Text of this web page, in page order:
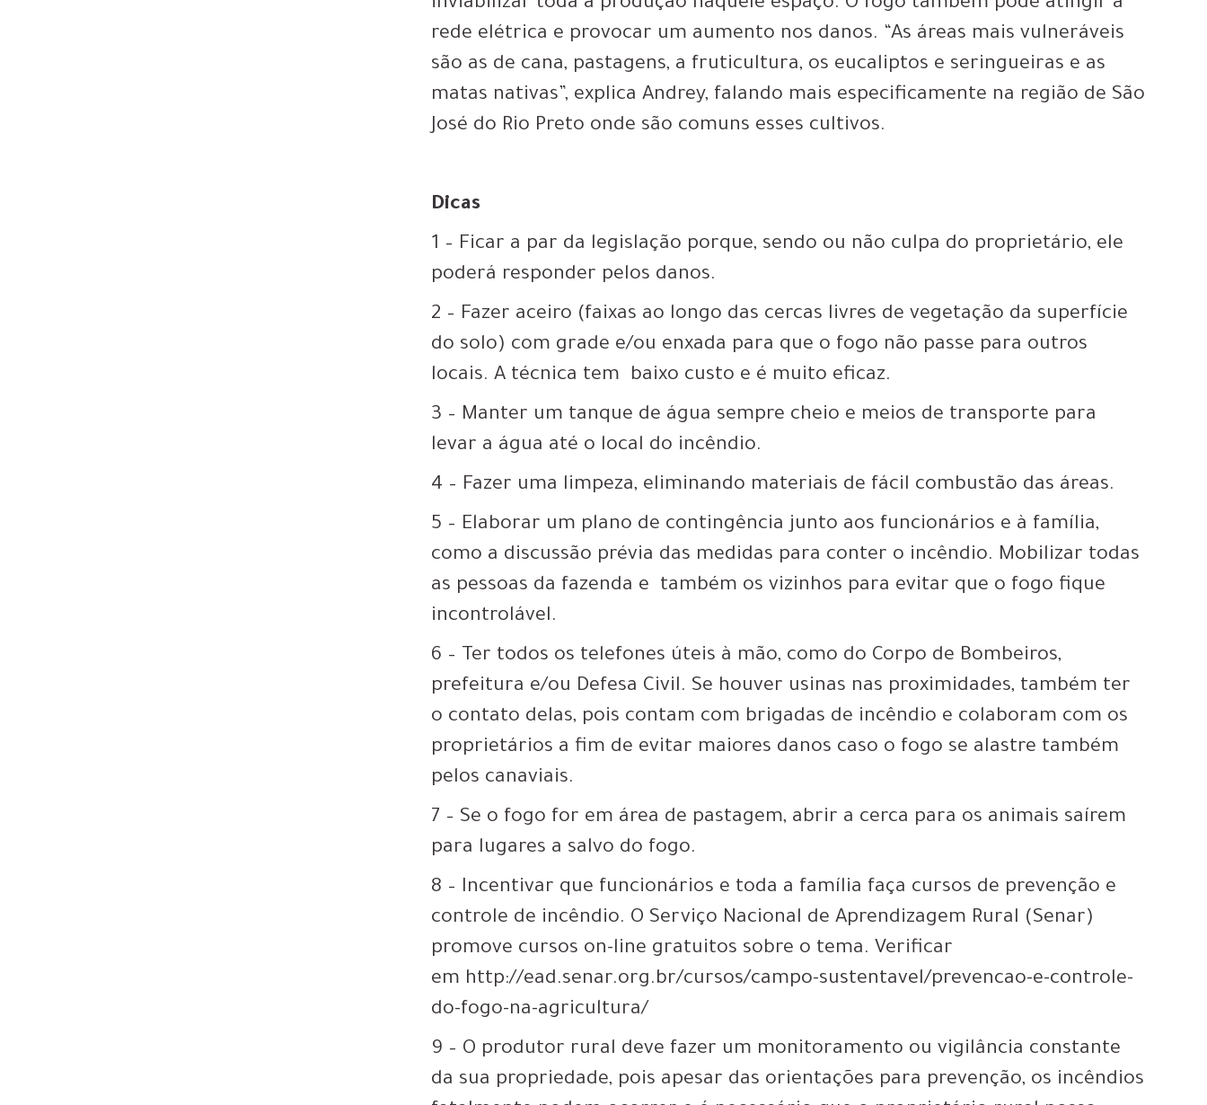
rede elétrica e provocar um aumento nos danos. “As áreas mais vulneráveis
são as de cana, pastagens, a fruticultura, os eucaliptos e seringueiras e as
matas nativas”, explica Andrey, falando mais especificamente na região de São
José do Rio Preto onde são comuns esses cultivos.
Dicas
1 – Ficar a par da legislação porque, sendo ou não culpa do proprietário, ele
poderá responder pelos danos.
2 – Fazer aceiro (faixas ao longo das cercas livres de vegetação da superfície
do solo) com grade e/ou enxada para que o fogo não passe para outros
locais. A técnica tem baixo custo e é muito eficaz.
3 – Manter um tanque de água sempre cheio e meios de transporte para
levar a água até o local do incêndio.
4 – Fazer uma limpeza, eliminando materiais de fácil combustão das áreas.
5 – Elaborar um plano de contingência junto aos funcionários e à família,
como a discussão prévia das medidas para conter o incêndio. Mobilizar todas
as pessoas da fazenda e também os vizinhos para evitar que o fogo fique
incontrolável.
6 – Ter todos os telefones úteis à mão, como do Corpo de Bombeiros,
prefeitura e/ou Defesa Civil. Se houver usinas nas proximidades, também ter
o contato delas, pois contam com brigadas de incêndio e colaboram com os
proprietários a fim de evitar maiores danos caso o fogo se alastre também
pelos canaviais.
7 – Se o fogo for em área de pastagem, abrir a cerca para os animais saírem
para lugares a salvo do fogo.
8 – Incentivar que funcionários e toda a família faça cursos de prevenção e
controle de incêndio. O Serviço Nacional de Aprendizagem Rural (Senar)
promove cursos on-line gratuitos sobre o tema. Verificar
em http://ead.senar.org.br/cursos/campo-sustentavel/prevencao-e-controle-
do-fogo-na-agricultura/
9 – O produtor rural deve fazer um monitoramento ou vigilância constante
da sua propriedade, pois apesar das orientações para prevenção, os incêndios